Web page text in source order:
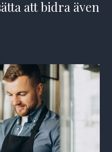
att bidra även